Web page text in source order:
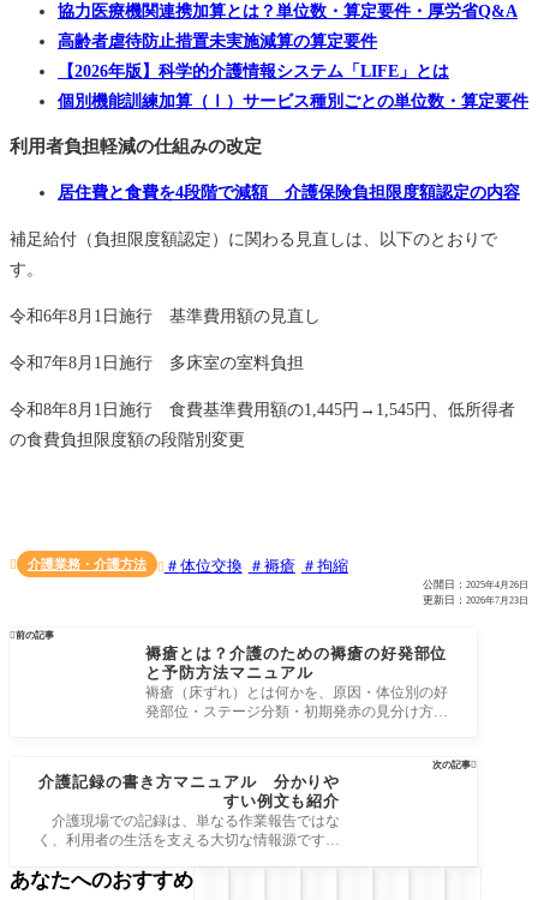
協力医療機関連携加算とは？単位数・算定要件・厚労省Q&A
高齢者虐待防止措置未実施減算の算定要件
【2026年版】科学的介護情報システム「LIFE」とは
個別機能訓練加算（Ⅰ）サービス種別ごとの単位数・算定要件
利用者負担軽減の仕組みの改定
居住費と食費を4段階で減額 介護保険負担限度額認定の内容
補足給付（負担限度額認定）に関わる見直しは、以下のとおりで
す。
令和6年8月1日施行 基準費用額の見直し
令和7年8月1日施行 多床室の室料負担
令和8年8月1日施行 食費基準費用額の1,445円→1,545円、低所得者
の食費負担限度額の段階別変更
 介護業務・介護方法  体位交換 褥瘡 拘縮
公開日： 2025年4月26日
更新日： 2026年7月23日
前の記事
褥瘡とは？介護のための褥瘡の好発部位
と予防方法マニュアル
褥瘡（床ずれ）とは何かを、原因・体位別の好
発部位・ステージ分類・初期発赤の見分け方・
次の記事
介護記録の書き方マニュアル 分かりや
すい例文も紹介
介護現場での記録は、単なる作業報告ではな
く、利用者の生活を支える大切な情報源です。
あなたへのおすすめ